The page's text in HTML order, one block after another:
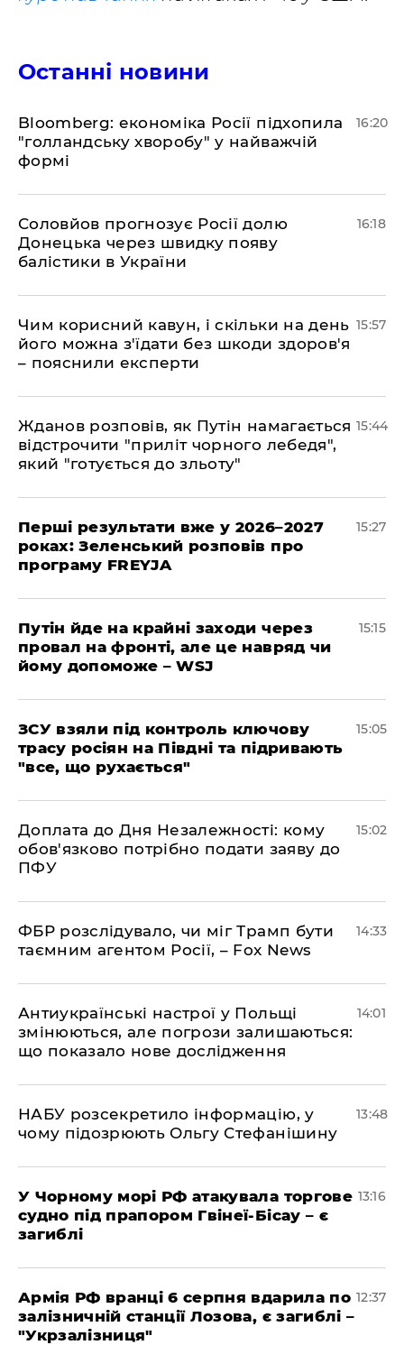
Останні новини
Bloomberg: економіка Росії підхопила
"голландську хворобу" у найважчій
формі
16:20
Соловйов прогнозує Росії долю
Донецька через швидку появу
балістики в України
16:18
Чим корисний кавун, і скільки на день
його можна з'їдати без шкоди здоров'я
– пояснили експерти
15:57
Жданов розповів, як Путін намагається
відстрочити "приліт чорного лебедя",
який "готується до зльоту"
15:44
Перші результати вже у 2026–2027
роках: Зеленський розповів про
програму FREYJA
15:27
Путін йде на крайні заходи через
провал на фронті, але це навряд чи
йому допоможе – WSJ
15:15
ЗСУ взяли під контроль ключову
трасу росіян на Півдні та підривають
"все, що рухається"
15:05
Доплата до Дня Незалежності: кому
обов'язково потрібно подати заяву до
ПФУ
15:02
ФБР розслідувало, чи міг Трамп бути
таємним агентом Росії, – Fox News
14:33
Антиукраїнські настрої у Польщі
змінюються, але погрози залишаються:
що показало нове дослідження
14:01
НАБУ розсекретило інформацію, у
чому підозрюють Ольгу Стефанішину
13:48
У Чорному морі РФ атакувала торгове
судно під прапором Гвінеї-Бісау – є
загиблі
13:16
Армія РФ вранці 6 серпня вдарила по
залізничній станції Лозова, є загиблі –
"Укрзалізниця"
12:37